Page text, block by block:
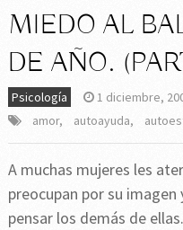
MIEDO AL
DE AÑO.
Psicología 1 diciembre,
amor, autoayuda,
A muchas mujeres les
preocupan por su
pensar los demás de